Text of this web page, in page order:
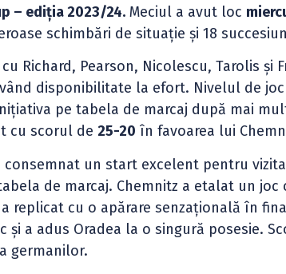
– ediția 2023/24. Meciul a avut loc
schimbări de situație și 18
Richard, Pearson, Nicolescu, Tarolis și
disponibilitate la efort. Nivelul de
pe tabela de marcaj după mai
cu scorul de 25-20 în favoarea lui
un start excelent pentru
de marcaj. Chemnitz a etalat un joc
a replicat cu o apărare senzațională în
și a adus Oradea la o singură posesie.
germanilor.